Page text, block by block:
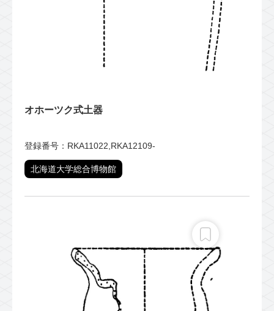
オホーツク式土器
登録番号：RKA11022,RKA12109-
北海道大学総合博物館